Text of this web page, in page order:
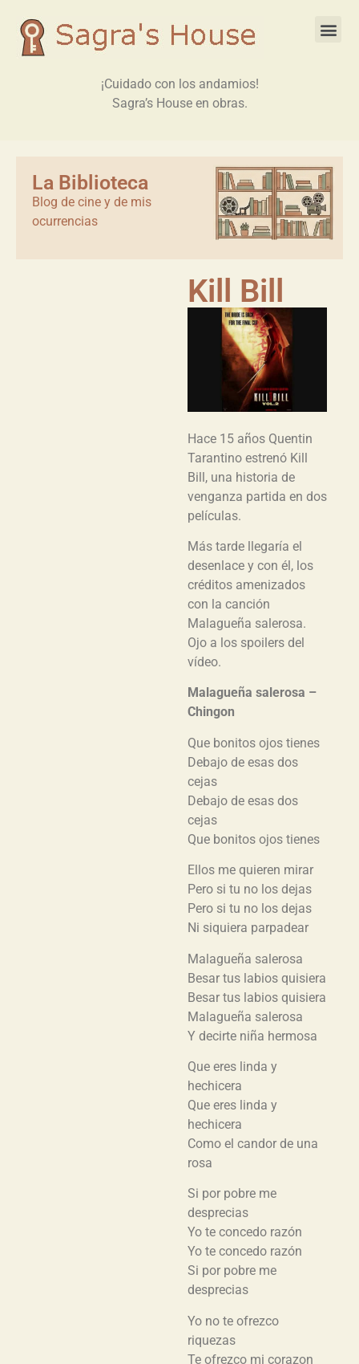
¡Cuidado con los andamios!
Sagra’s House en obras.
La Biblioteca
Blog de cine y de mis
ocurrencias
Kill Bill
Hace 15 años Quentin
Tarantino estrenó Kill
Bill, una historia de
venganza partida en dos
películas.
Más tarde llegaría el
desenlace y con él, los
créditos amenizados
con la canción
Malagueña salerosa.
Ojo a los spoilers del
vídeo.
Malagueña salerosa –
Chingon
Que bonitos ojos tienes
Debajo de esas dos
cejas
Debajo de esas dos
cejas
Que bonitos ojos tienes
Ellos me quieren mirar
Pero si tu no los dejas
Pero si tu no los dejas
Ni siquiera parpadear
Malagueña salerosa
Besar tus labios quisiera
Besar tus labios quisiera
Malagueña salerosa
Y decirte niña hermosa
Que eres linda y
hechicera
Que eres linda y
hechicera
Como el candor de una
rosa
Si por pobre me
desprecias
Yo te concedo razón
Yo te concedo razón
Si por pobre me
desprecias
Yo no te ofrezco
riquezas
Te ofrezco mi corazon